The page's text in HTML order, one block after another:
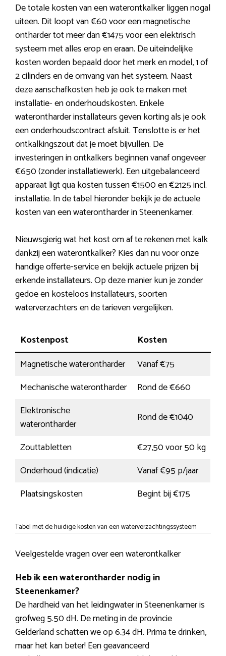
De totale kosten van een waterontkalker liggen nogal
uiteen. Dit loopt van €60 voor een magnetische
ontharder tot meer dan €1475 voor een elektrisch
systeem met alles erop en eraan. De uiteindelijke
kosten worden bepaald door het merk en model, 1 of
2 cilinders en de omvang van het systeem. Naast
deze aanschafkosten heb je ook te maken met
installatie- en onderhoudskosten. Enkele
waterontharder installateurs geven korting als je ook
een onderhoudscontract afsluit. Tenslotte is er het
ontkalkingszout dat je moet bijvullen. De
investeringen in ontkalkers beginnen vanaf ongeveer
€650 (zonder installatiewerk). Een uitgebalanceerd
apparaat ligt qua kosten tussen €1500 en €2125 incl.
installatie. In de tabel hieronder bekijk je de actuele
kosten van een waterontharder in Steenenkamer.
Nieuwsgierig wat het kost om af te rekenen met kalk
dankzij een waterontkalker? Kies dan nu voor onze
handige offerte-service en bekijk actuele prijzen bij
erkende installateurs. Op deze manier kun je zonder
gedoe en kosteloos installateurs, soorten
waterverzachters en de tarieven vergelijken.
Kostenpost
Kosten
Magnetische waterontharder
Vanaf €75
Mechanische waterontharder
Rond de €660
Elektronische
waterontharder
Rond de €1040
Zouttabletten
€27,50 voor 50 kg
Onderhoud (indicatie)
Vanaf €95 p/jaar
Plaatsingskosten
Begint bij €175
Tabel met de huidige kosten van een waterverzachtingssysteem
Veelgestelde vragen over een waterontkalker
Heb ik een waterontharder nodig in
Steenenkamer?
De hardheid van het leidingwater in Steenenkamer is
grofweg 5.50 dH. De meting in de provincie
Gelderland schatten we op 6.34 dH. Prima te drinken,
maar het kan beter! Een geavanceerd